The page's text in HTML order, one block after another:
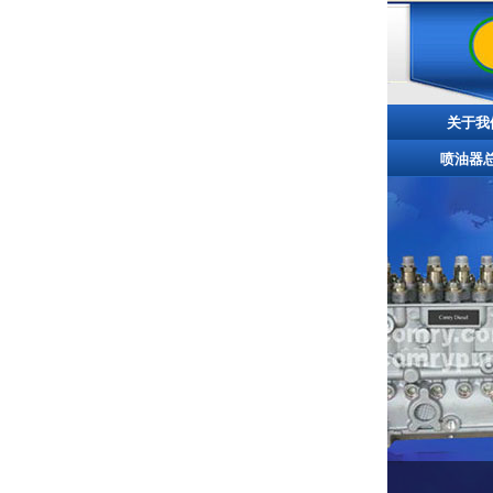
关于我
喷油器